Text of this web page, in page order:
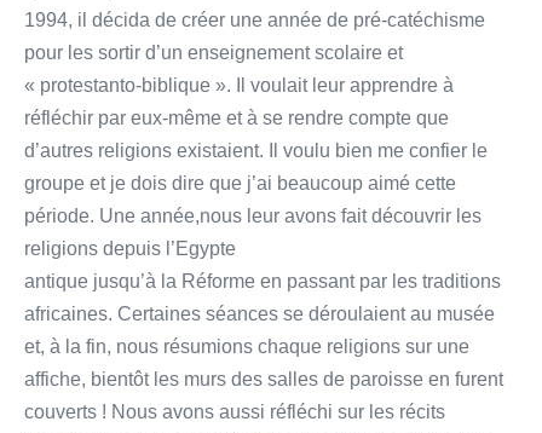
1994, il décida de créer une année de pré-catéchisme
pour les sortir d’un enseignement scolaire et
« protestanto-biblique ». Il voulait leur apprendre à
réfléchir par eux-même et à se rendre compte que
d’autres religions existaient. Il voulu bien me confier le
groupe et je dois dire que j’ai beaucoup aimé cette
période. Une année,nous leur avons fait découvrir les
religions depuis l’Egypte
antique jusqu’à la Réforme en passant par les traditions
africaines. Certaines séances se déroulaient au musée
et, à la fin, nous résumions chaque religions sur une
affiche, bientôt les murs des salles de paroisse en furent
couverts ! Nous avons aussi réfléchi sur les récits